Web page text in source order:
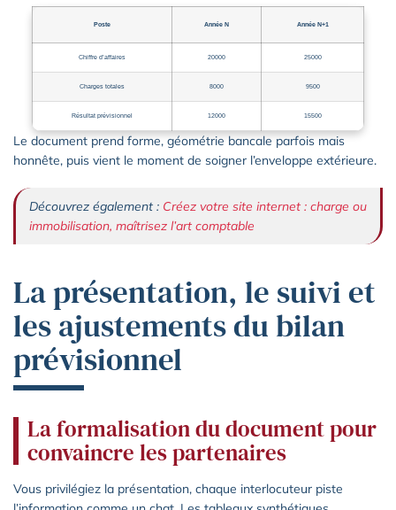
Poste Année N Année N+1
Chiffre d’affaires 20000 25000
Charges totales 8000 9500
Résultat prévisionnel 12000 15500
Le document prend forme, géométrie bancale parfois mais
honnête, puis vient le moment de soigner l’enveloppe extérieure.
Découvrez également : Créez votre site internet : charge ou
immobilisation, maîtrisez l’art comptable
La présentation, le suivi et
les ajustements du bilan
prévisionnel
La formalisation du document pour
convaincre les partenaires
Vous privilégiez la présentation, chaque interlocuteur piste